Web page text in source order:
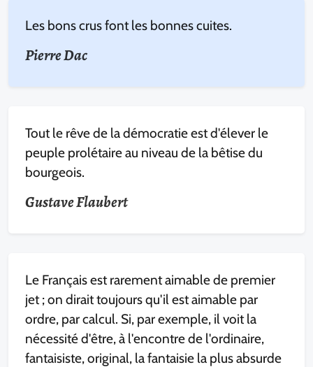
Les bons crus font les bonnes cuites.
Pierre Dac
Tout le rêve de la démocratie est d'élever le
peuple prolétaire au niveau de la bêtise du
bourgeois.
Gustave Flaubert
Le Français est rarement aimable de premier
jet ; on dirait toujours qu'il est aimable par
ordre, par calcul. Si, par exemple, il voit la
nécessité d'être, à l'encontre de l'ordinaire,
fantaisiste, original, la fantaisie la plus absurde